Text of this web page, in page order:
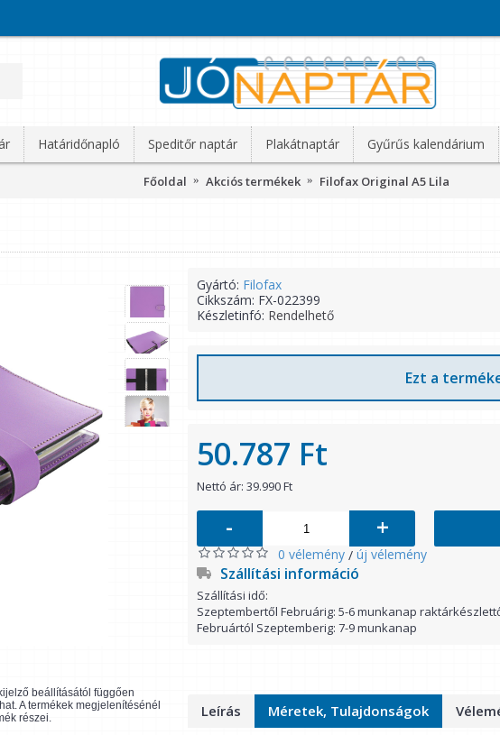
Határidőnapló Speditőr naptár Plakátnaptár Gyűrűs kalendárium
Főoldal Akciós termékek Filofax Original A5 Lila
beállításától függően
A termékek megjelenítésénél
részei.
Gyártó: Filofax
Cikkszám: FX-022399
Készletinfó: Rendelhető
Ezt a
50.787 Ft
Nettó ár: 39.990 Ft
- +
0 vélemény / új vélemény
Szállítási információ
Szállítási idő:
Szeptembertől Februárig: 5-6 munkanap
Februártól Szeptemberig: 7-9 munkanap
Leírás Méretek, Tulajdonságok